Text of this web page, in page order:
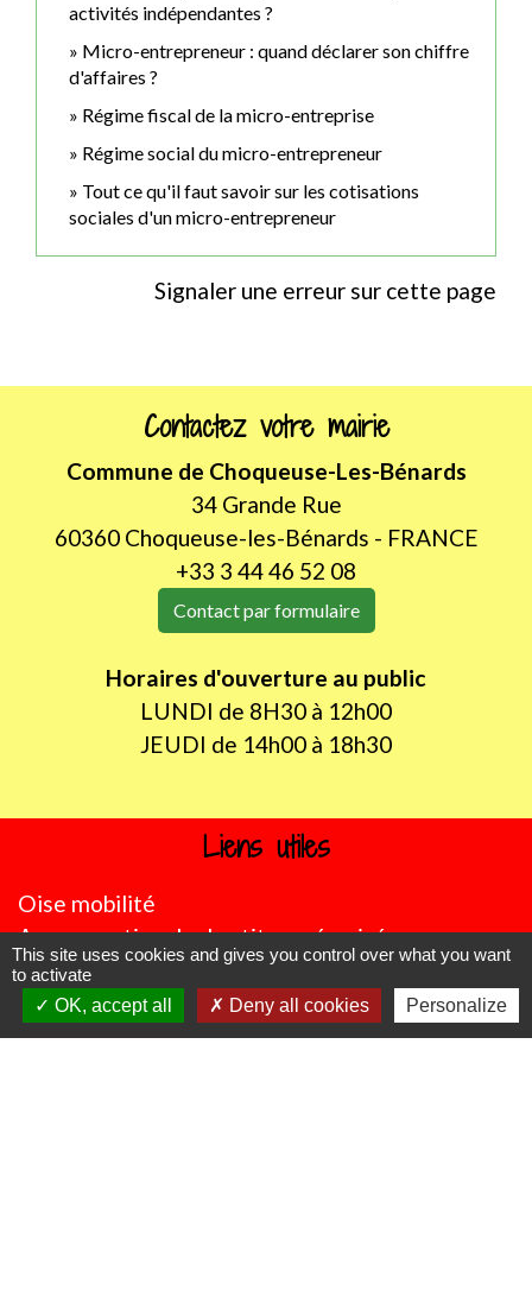
activités indépendantes ?
Micro-entrepreneur : quand déclarer son chiffre
d'affaires ?
Régime fiscal de la micro-entreprise
Régime social du micro-entrepreneur
Tout ce qu'il faut savoir sur les cotisations
sociales d'un micro-entrepreneur
Signaler une erreur sur cette page
Contactez votre mairie
Commune de Choqueuse-Les-Bénards
34 Grande Rue
60360 Choqueuse-les-Bénards - FRANCE
+33 3 44 46 52 08
Contact par formulaire
Horaires d'ouverture au public
LUNDI de 8H30 à 12h00
JEUDI de 14h00 à 18h30
Liens utiles
Oise mobilité
Agence nationale des titres sécurisés
Procuration de vote
Service Public
This site uses cookies and gives you control over what you want
to activate
OK, accept all
Deny all cookies Personalize